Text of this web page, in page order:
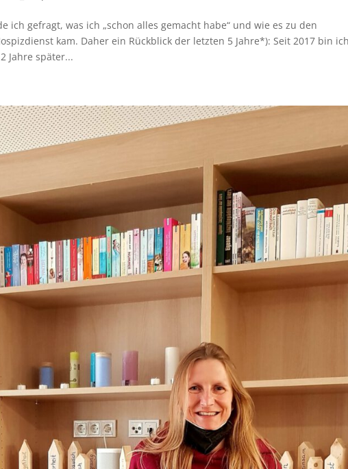
ich gefragt, was ich „schon alles gemacht habe“ und wie es zu den
kam. Daher ein Rückblick der letzten 5 Jahre*): Seit 2017 bin
Jahre später...